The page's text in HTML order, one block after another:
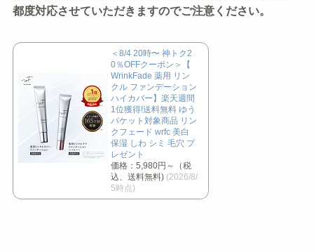
都度対応させていただきますのでご注意ください。
＜8/4 20時〜 神トク2
0％OFFクーポン＞【
WrinkFade 薬用 リン
クル ファンデーション
ハイカバー】楽天週間
1位獲得!送料無料 ゆう
パケット対象商品 リン
クフェード wrfc 美白
保湿 しわ シミ 毛穴 プ
レゼント
価格：5,980円～（税
込、送料無料) (2026/8/
5時点)